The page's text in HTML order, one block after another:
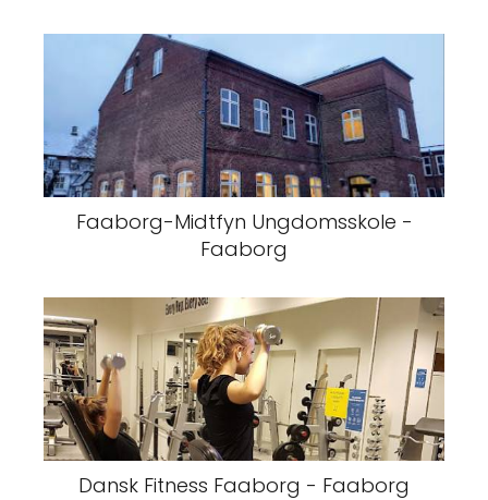
Faaborg-Midtfyn Ungdomsskole -
Faaborg
Dansk Fitness Faaborg - Faaborg